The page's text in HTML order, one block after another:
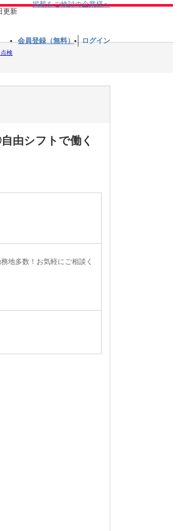
更新
掲載をご検討の企業様へ
会員登録（無料） ログイン
検
由シフトで働く
地多数！お気軽にご相談く